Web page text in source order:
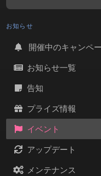
お知らせ
開催中のキャンペ
お知らせ一覧
告知
プライズ情報
イベント
アップデート
メンテナンス